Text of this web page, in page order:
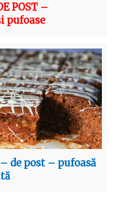
POST –
pufoase
de post – pufoasă